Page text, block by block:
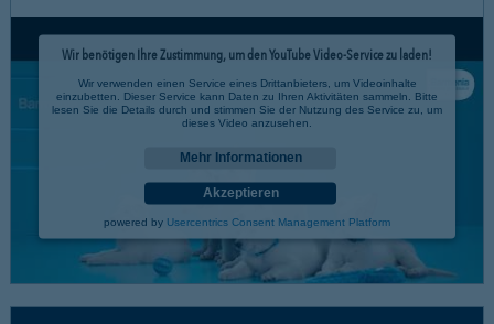
Wir benötigen Ihre Zustimmung, um den YouTube Video-Service zu laden!
Wir verwenden einen Service eines Drittanbieters, um Videoinhalte
einzubetten. Dieser Service kann Daten zu Ihren Aktivitäten sammeln. Bitte
lesen Sie die Details durch und stimmen Sie der Nutzung des Service zu, um
dieses Video anzusehen.
Mehr Informationen
Akzeptieren
powered by Usercentrics Consent Management Platform